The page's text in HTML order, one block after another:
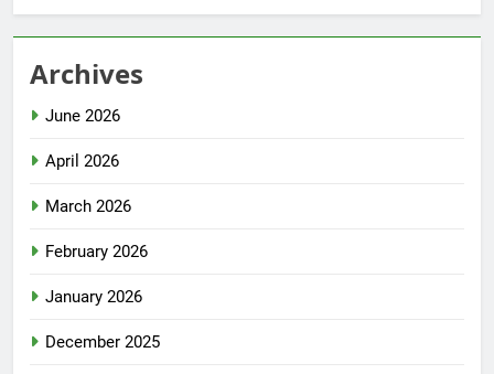
Archives
June 2026
April 2026
March 2026
February 2026
January 2026
December 2025